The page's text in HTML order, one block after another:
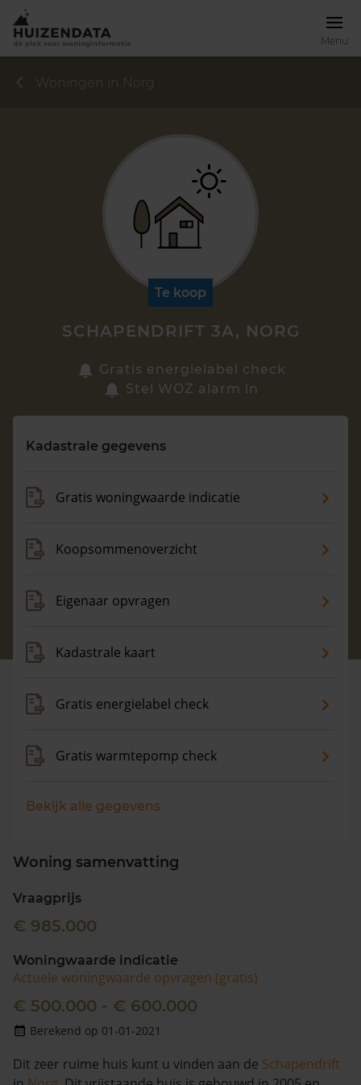
Menu
Zoek een woning
Maandag t/m vrijdag - 08:00 -18:00
Woningen in Norg
Te koop
SCHAPENDRIFT 3A, NORG
Gratis energielabel check
Stel WOZ alarm in
Kadastrale gegevens
Gratis woningwaarde indicatie
Koopsommenoverzicht
Eigenaar opvragen
Kadastrale kaart
Gratis energielabel check
Gratis warmtepomp check
Bekijk alle gegevens
Woning samenvatting
Vraagprijs
€ 985.000
Woningwaarde indicatie
Actuele woningwaarde opvragen (gratis)
€ 500.000 - € 600.000
Berekend op 01-01-2021
Dit zeer ruime huis kunt u vinden aan de Schapendrift